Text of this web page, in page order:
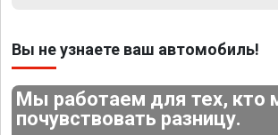
Вы не узнаете ваш автомобиль!
Мы работаем для тех, кто
почувствовать разницу.